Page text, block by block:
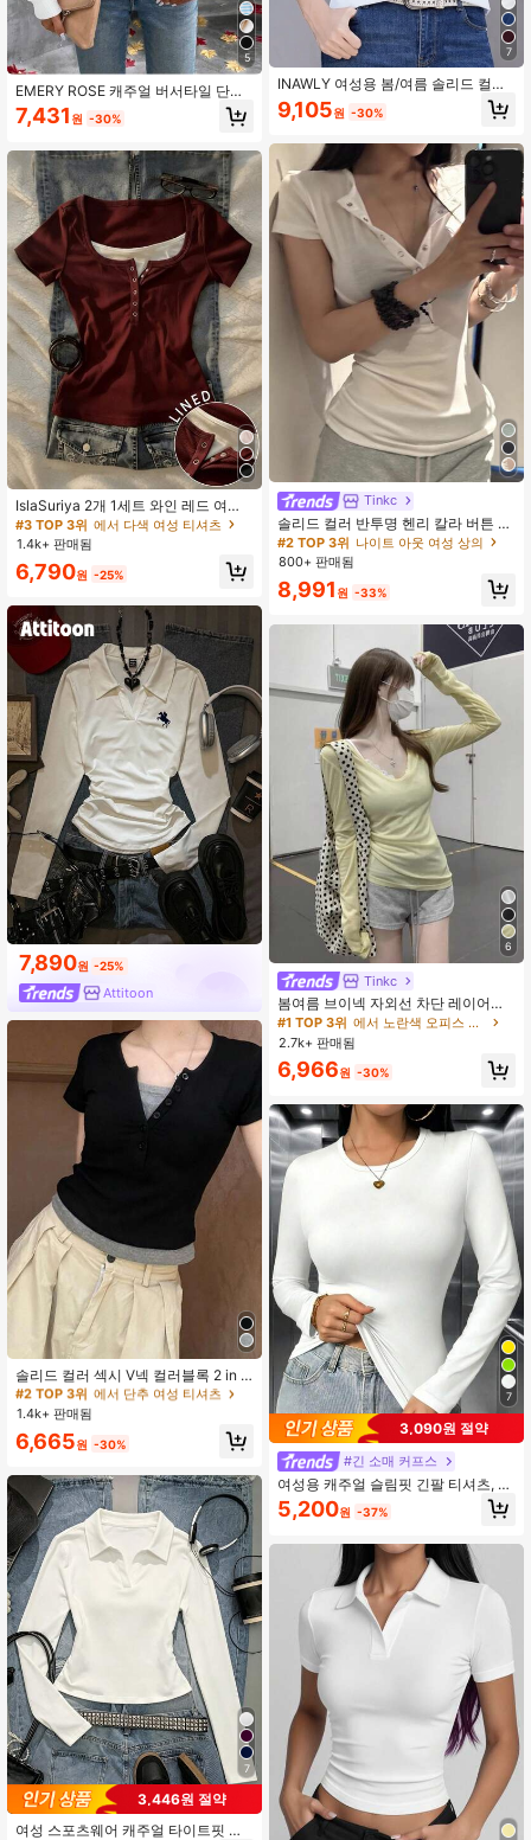
5
EMERY ROSE 캐주얼 버서타일 단색
드롭 숄더 루즈 티셔츠
7,431 원 -30%
IslaSuriya 2개 1세트 와인 레드 여성
반팔 티셔츠
#3 TOP 3위 에서 다색 여성 티셔츠
1.4k+ 판매됨
6,790원 -25%
7,890원 -25%
Attitoon
솔리드 컬러 섹시 V넥 컬러블록 2 in 1
여성용 여름 반팔 티셔츠, 패션 슬림핏
컬러블록 패치워크 크롭 탑 - 캐주얼
#2 TOP 3위
에서 단추 여성 티셔츠
거의 매진!
#2 TOP 3위 에서 단추 여성 티셔츠
거의 매진!
#2 TOP 3위 에서 단추 여성 티셔츠
거의 매진!
#2 TOP 3위
거의 매진!
1.4k+ 판매됨
6,665원 -30%
7
3,446원 절약
여성 스포츠웨어 캐주얼 타이트핏 폴
7
INAWLY 여성용 봄/여름 솔리드 컬러
폴로 칼라 긴팔 캐주얼 티셔츠
9,105원 -30%
Tinkc
솔리드 컬러 반투명 헨리 칼라 버튼 디
자인 티셔츠 여성 여름 허리 슬림 우아
한 스퀘어 숄더 반팔 블라우스 화이트
#2 TOP 3위 나이트 아웃 여성 상의
높은 재방문 고객
#2 TOP 3위 나이트 아웃 여성 상의
높은 재방문 고객
#2 TOP 3위 나이트 아웃 여성 상의
높은 재방문 고객
#2 TOP 3위
높은 재방문 고객
800+ 판매됨
8,991 원 -33%
6
Tinkc
봄여름 브이넥 자외선 차단 레이어링
다용도 긴팔 티셔츠 여성용 탑, 유로
썸머 옐로우
#1 TOP 3위
에서 노란색 오피스 데일리 탑
높은 재방문 고객
#1 TOP 3위
에서 노란색 오피스 데일리 탑
높은 재방문 고객
거의 매진!
#1 TOP 3위
에서 노란색 오피스 데일리 탑
높은 재방문 고객
거의 매진!
#1 TOP 3위
높은 재방문 고객
2.7k+ 판매됨
6,966원 -30%
7
3,090원 절약
#긴 소매 커프스
여성용 캐주얼 슬림핏 긴팔 티셔츠, 일
상 착용에 적합, 가을/겨울/봄, 미니멀
리스트 기본 스타일, 가을/겨울 의류,
5,200원 -37%